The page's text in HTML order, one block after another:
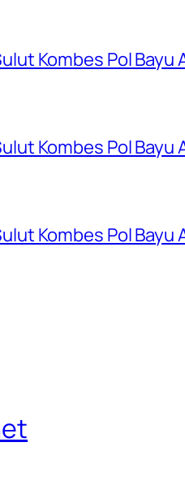
Kombes Pol Bayu
Kombes Pol Bayu
Kombes Pol Bayu